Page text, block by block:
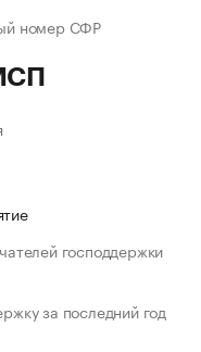
номер СФР
господдержки
за последний год